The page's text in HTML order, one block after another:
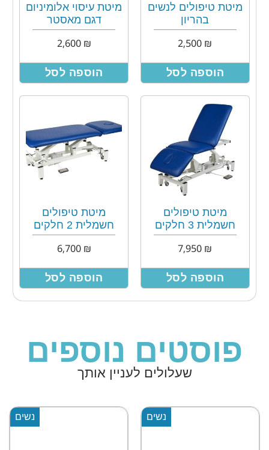
מיטת טיפולים לנשים
בהריון
₪
הוספה לסל
מיטת עיסוי אלומיניום
דגם מאסטר
₪
2,600
הוספה לסל
מיטת טיפולים
חשמלית 3 חלקים
₪
הוספה לסל
מיטת טיפולים
חשמלית 2 חלקים
₪
6,700
הוספה לסל
פוסטים נוספים
שעלולים לעניין אותך
נשים נשים